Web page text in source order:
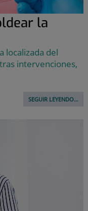
la
localizada del
intervenciones,
SEGUIR LEYENDO...